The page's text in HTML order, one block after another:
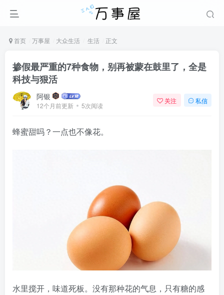
首页 万事屋 大众生活 生活 正文
掺假最严重的7种食物，别再被蒙在鼓里了，全是
科技与狠活
阿银
12个月前更新 5次阅读
关注 私信
蜂蜜甜吗？一点也不像花。
水里搅开，味道死板。没有那种花的气息，只有糖的感